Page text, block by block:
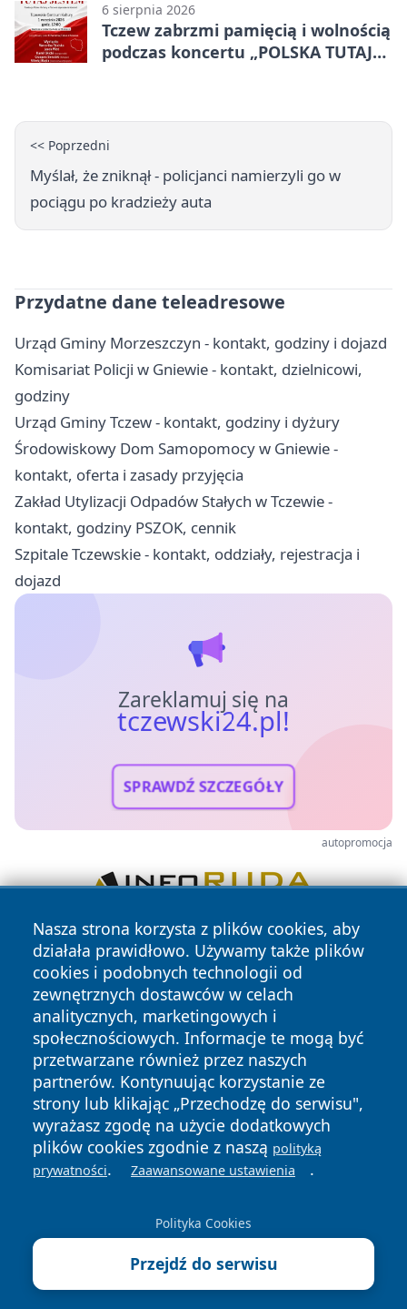
6 sierpnia 2026
Tczew zabrzmi pamięcią i wolnością
podczas koncertu „POLSKA TUTAJ
<< Poprzedni
Myślał, że zniknął - policjanci namierzyli go w
pociągu po kradzieży auta
Przydatne dane teleadresowe
Urząd Gminy Morzeszczyn - kontakt, godziny i dojazd
Komisariat Policji w Gniewie - kontakt, dzielnicowi,
godziny
Urząd Gminy Tczew - kontakt, godziny i dyżury
Środowiskowy Dom Samopomocy w Gniewie -
kontakt, oferta i zasady przyjęcia
Zakład Utylizacji Odpadów Stałych w Tczewie -
kontakt, godziny PSZOK, cennik
Szpitale Tczewskie - kontakt, oddziały, rejestracja i
dojazd
Zareklamuj się na
tczewski24.pl!
SPRAWDŹ SZCZEGÓŁY
autopromocja
Nasza strona korzysta z plików cookies, aby
działała prawidłowo. Używamy także plików
cookies i podobnych technologii od
zewnętrznych dostawców w celach
analitycznych, marketingowych i
społecznościowych. Informacje te mogą być
przetwarzane również przez naszych
partnerów. Kontynuując korzystanie ze
strony lub klikając „Przechodzę do serwisu",
wyrażasz zgodę na użycie dodatkowych
plików cookies zgodnie z naszą polityką
prywatności. Zaawansowane ustawienia .
Polityka Cookies
Przejdź do serwisu
Copyright © 2026 tczewski24.pl Wszystkie prawa zastrzeżone.
News Autorzy
Polityka
Prywatności
Polityka
Cookies